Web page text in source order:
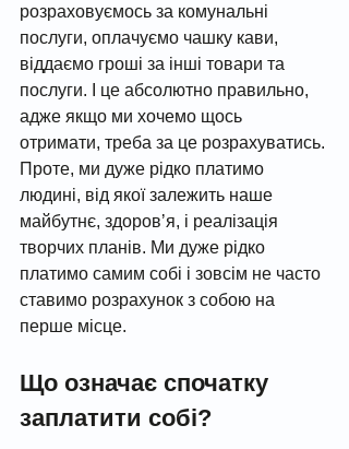
розраховуємось за комунальні
послуги, оплачуємо чашку кави,
віддаємо гроші за інші товари та
послуги. І це абсолютно правильно,
адже якщо ми хочемо щось
отримати, треба за це розрахуватись.
Проте, ми дуже рідко платимо
людині, від якої залежить наше
майбутнє, здоровʼя, і реалізація
творчих планів. Ми дуже рідко
платимо самим собі і зовсім не часто
ставимо розрахунок з собою на
перше місце.
Що означає спочатку
заплатити собі?